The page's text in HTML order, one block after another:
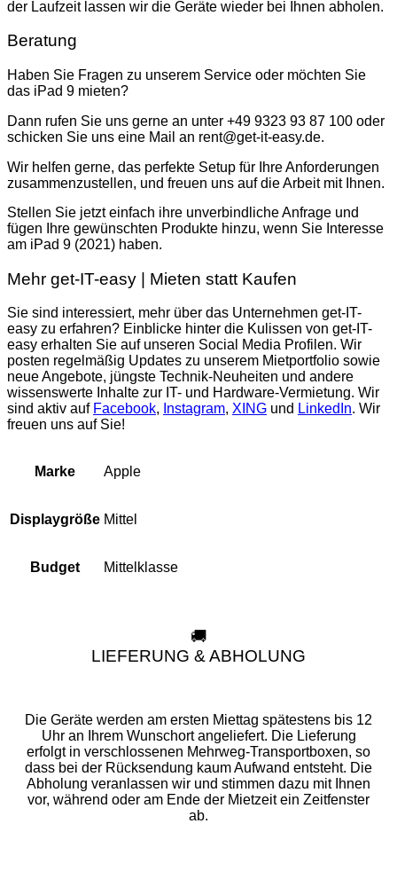
der Laufzeit lassen wir die Geräte wieder bei Ihnen abholen.
Beratung
Haben Sie Fragen zu unserem Service oder möchten Sie
das iPad 9 mieten?
Dann rufen Sie uns gerne an unter +49 9323 93 87 100 oder
schicken Sie uns eine Mail an rent@get-it-easy.de.
Wir helfen gerne, das perfekte Setup für Ihre Anforderungen
zusammenzustellen, und freuen uns auf die Arbeit mit Ihnen.
Stellen Sie jetzt einfach ihre unverbindliche Anfrage und
fügen Ihre gewünschten Produkte hinzu, wenn Sie Interesse
am iPad 9 (2021) haben.
Mehr get-IT-easy | Mieten statt Kaufen
Sie sind interessiert, mehr über das Unternehmen get-IT-
easy zu erfahren? Einblicke hinter die Kulissen von get-IT-
easy erhalten Sie auf unseren Social Media Profilen. Wir
posten regelmäßig Updates zu unserem Mietportfolio sowie
neue Angebote, jüngste Technik-Neuheiten und andere
wissenswerte Inhalte zur IT- und Hardware-Vermietung. Wir
sind aktiv auf Facebook, Instagram, XING und LinkedIn. Wir
freuen uns auf Sie!
Marke Apple
Displaygröße Mittel
Budget Mittelklasse
🚚
LIEFERUNG & ABHOLUNG
Die Geräte werden am ersten Miettag spätestens bis 12
Uhr an Ihrem Wunschort angeliefert. Die Lieferung
erfolgt in verschlossenen Mehrweg-Transportboxen, so
dass bei der Rücksendung kaum Aufwand entsteht. Die
Abholung veranlassen wir und stimmen dazu mit Ihnen
vor, während oder am Ende der Mietzeit ein Zeitfenster
ab.